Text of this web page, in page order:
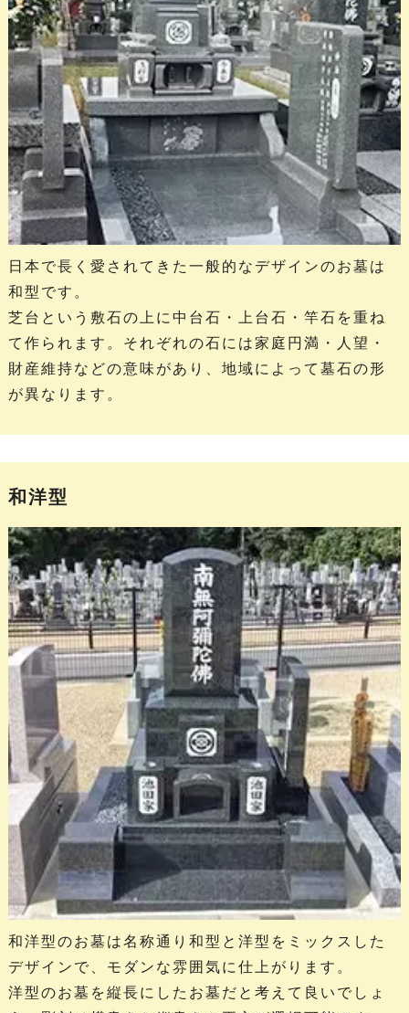
日本で長く愛されてきた一般的なデザインのお墓は
和型です。
芝台という敷石の上に中台石・上台石・竿石を重ね
て作られます。それぞれの石には家庭円満・人望・
財産維持などの意味があり、地域によって墓石の形
が異なります。
和洋型
和洋型のお墓は名称通り和型と洋型をミックスした
デザインで、モダンな雰囲気に仕上がります。
洋型のお墓を縦長にしたお墓だと考えて良いでしょ